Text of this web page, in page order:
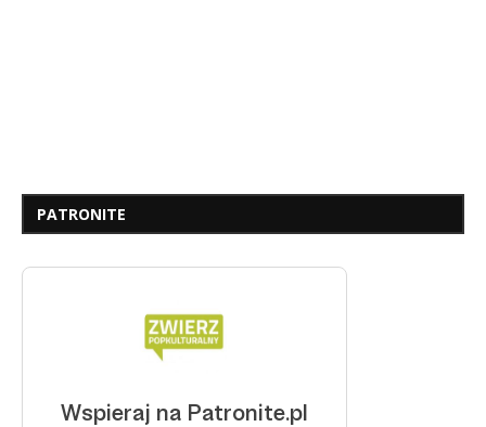
PATRONITE